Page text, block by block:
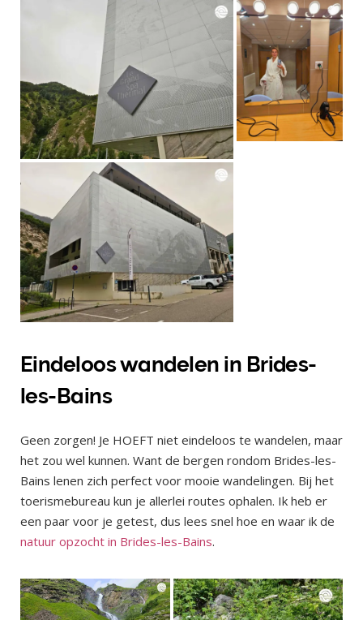
Eindeloos wandelen in Brides-
les-Bains
Geen zorgen! Je HOEFT niet eindeloos te wandelen, maar
het zou wel kunnen. Want de bergen rondom Brides-les-
Bains lenen zich perfect voor mooie wandelingen. Bij het
toerismebureau kun je allerlei routes ophalen. Ik heb er
een paar voor je getest, dus lees snel hoe en waar ik de
natuur opzocht in Brides-les-Bains.